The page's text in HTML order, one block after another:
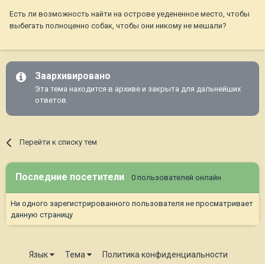
Есть ли возможность найти на острове уедененное место, чтобы
выбегать полноценно собак, чтобы они никому не мешали?
Заархивировано
Эта тема находится в архиве и закрыта для дальнейших
ответов.
Перейти к списку тем
Последние посетители 0 пользователей онлайн
Ни одного зарегистрированного пользователя не просматривает
данную страницу
Язык Тема
Политика конфиденциальности